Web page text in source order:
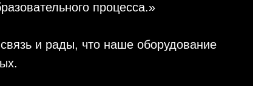
процесса.»
и рады, что наше оборудование